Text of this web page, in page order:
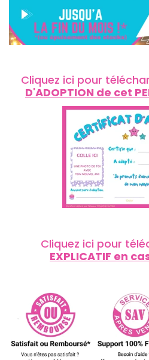
Cliquez ici pour
D'ADOPTION de cet
Cliquez ici pour
EXPLICATIF en